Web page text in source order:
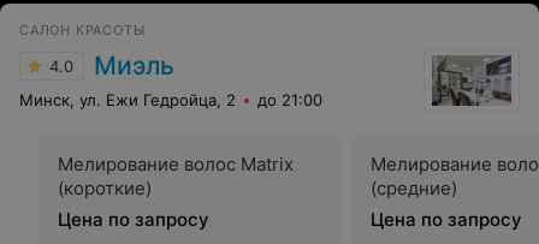
САЛОН КРАСОТЫ
4.0 Миэль
Минск, ул. Ежи Гедройца, 2 до 21:00
Мелирование волос Matrix
(короткие)
Цена по запросу
Мелирование
(средние)
Цена по запросу